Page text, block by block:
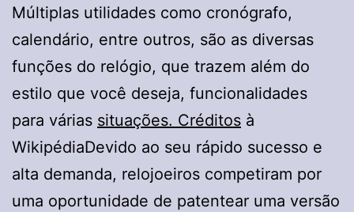
Múltiplas utilidades como cronógrafo,
calendário, entre outros, são as diversas
funções do relógio, que trazem além do
estilo que você deseja, funcionalidades
para várias situações. Créditos à
WikipédiaDevido ao seu rápido sucesso e
alta demanda, relojoeiros competiram por
uma oportunidade de patentear uma versão